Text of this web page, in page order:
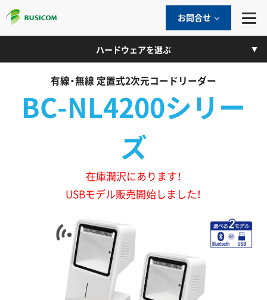
お問合せ
ハードウェアを選ぶ
有線・無線 定置式2次元コードリーダー
BC-NL4200シリー
ズ
在庫潤沢にあります！
USBモデル販売開始しました！